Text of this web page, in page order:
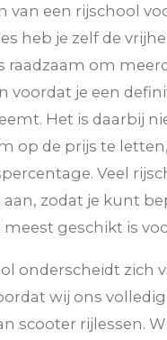
van een rijschool
heb je zelf de
raadzaam om
voordat je een
Het is daarbij
op de prijs te
Veel
aan, zodat je kunt
geschikt is
onderscheidt zich
wij ons
scooter rijlessen.